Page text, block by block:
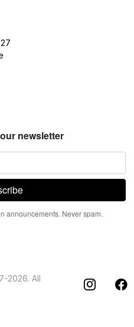
newsletter
announcements. Never spam.
2026. All